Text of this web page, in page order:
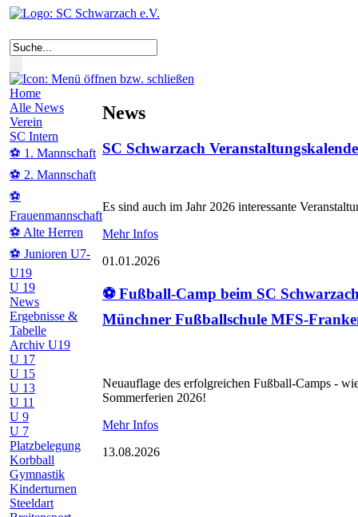
Home
Alle News
Verein
SC Intern
⚽ 1. Mannschaft
⚽ 2. Mannschaft
⚽
Frauenmannschaft
⚽ Alte Herren
⚽ Junioren U7-
U19
U 19
News
Ergebnisse &
Tabelle
Archiv U19
U 17
U 15
U 13
U 11
U 9
U 7
Platzbelegung
Korbball
Gymnastik
Kinderturnen
Steeldart
News
SC Schwarzach
Es sind auch im Jahr 2026 interessante
Mehr Infos
01.01.2026
⚽ Fußball-Camp beim SC
Münchner Fußballschule MFS-
Neuauflage des erfolgreichen Fußball-Camps -
Sommerferien 2026!
Mehr Infos
13.08.2026